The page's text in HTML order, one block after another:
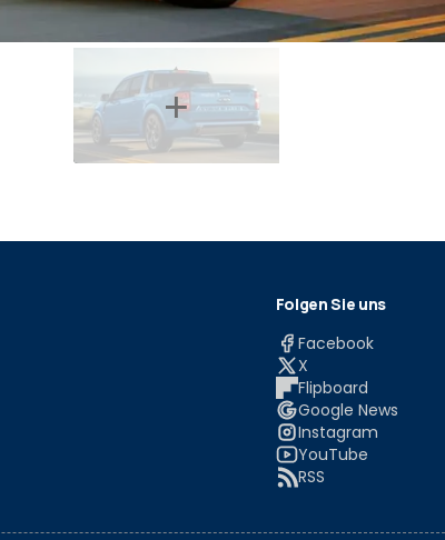
Folgen Sie uns
Facebook
X
Flipboard
Google News
Instagram
YouTube
RSS